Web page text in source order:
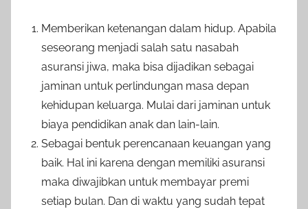
Memberikan ketenangan dalam hidup. Apabila
seseorang menjadi salah satu nasabah
asuransi jiwa, maka bisa dijadikan sebagai
jaminan untuk perlindungan masa depan
kehidupan keluarga. Mulai dari jaminan untuk
biaya pendidikan anak dan lain-lain.
Sebagai bentuk perencanaan keuangan yang
baik. Hal ini karena dengan memiliki asuransi
maka diwajibkan untuk membayar premi
setiap bulan. Dan di waktu yang sudah tepat